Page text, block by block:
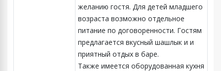
желанию гостя. Для детей младшего
возраста возможно отдельное
питание по договоренности. Гостям
предлагается вкусный шашлык и и
приятный отдых в баре.
Также имеется оборудованная кухня